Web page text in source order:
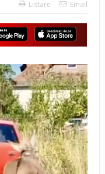
Listare
Email